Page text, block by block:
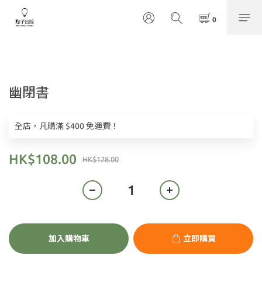
幽閉書
全店，凡購滿 $400 免運費！
HK$128.00
HK$108.00
加入購物車 立即購買